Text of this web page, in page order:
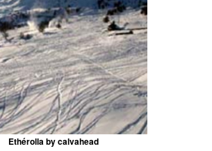
Ethérolla by calvahead